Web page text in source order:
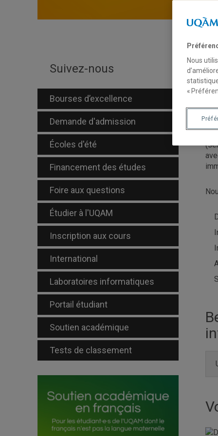
Suivez-nous
Bourses d’excellence
Demande d'admission
Écoles d'été
Financement des études
Foire aux questions
Étudier à l'UQAM
Inscription aux cours
International
Laboratoires informatiques
Portail étudiant
Soutien académique
Tests de classement
Nous
«